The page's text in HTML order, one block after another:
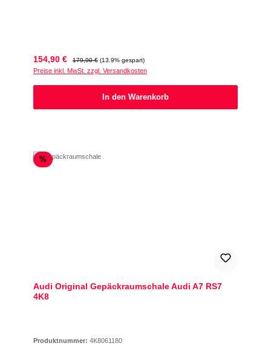
Verkaufspreis:
154,90 € Regulärer Preis:
179,90 € (13.9% gespart)
Preise inkl. MwSt. zzgl. Versandkosten
In den Warenkorb
%Rabatt
Audi Original Gepäckraumschale Audi A7 RS7
4K8
Produktnummer: 4K8061180